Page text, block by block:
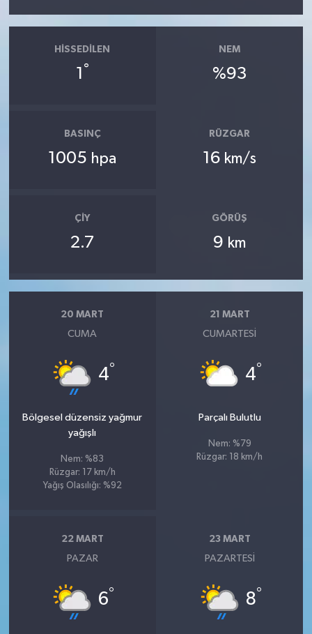
HISSEDILEN
1 °
NEM
%93
BASINÇ
1005 hpa
RÜZGAR
16 km/s
ÇIY
2.7
GÖRÜŞ
9 km
20 MART
CUMA
4°
Bölgesel düzensiz yağmur
yağışlı
Nem: %83
Rüzgar: 17 km/h
Yağış Olasılığı: %92
21 MART
CUMARTESI
4°
Parçalı Bulutlu
Nem: %79
Rüzgar: 18 km/h
22 MART
PAZAR
6°
23 MART
PAZARTESI
8°